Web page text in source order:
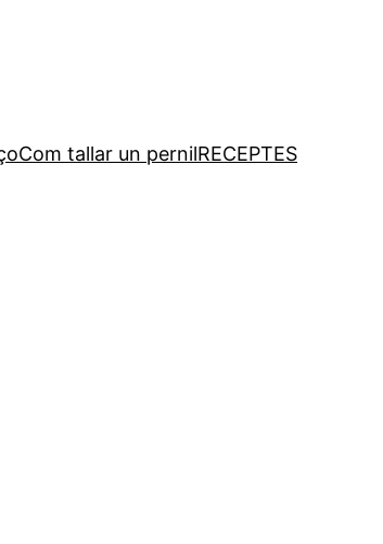
Com tallar un pernilRECEPTES